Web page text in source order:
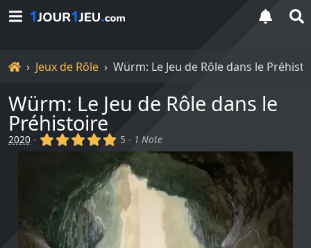
Accueil
Jeux de Rôle Würm: Le Jeu de Rôle dans le
Würm: Le Jeu de Rôle dans le
Préhistoire
2020 - (x) (x) (x) (x) (x)
5 - 1 Note